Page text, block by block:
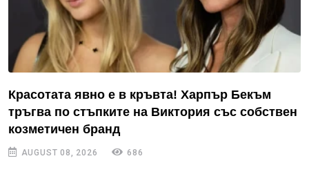
Красотата явно е в кръвта! Харпър Бекъм
тръгва по стъпките на Виктория със собствен
козметичен бранд
AUGUST 08, 2026 686